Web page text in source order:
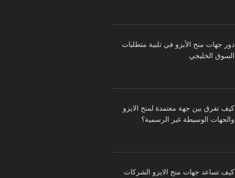
دور جهات منح الأيزو في تلبية متطلبات
السوق الخليجي
كيف تفرق بين جهة معتمدة لمنح الايزو
والجهات الوسيطة غير الرسمية؟
كيف تساعد جهات منح الايزو الشركات